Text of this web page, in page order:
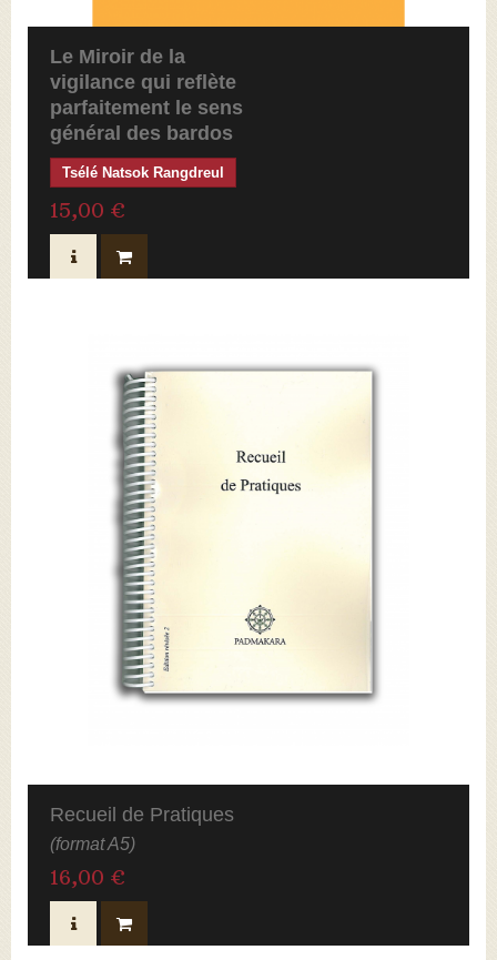
Le Miroir de la
vigilance qui reflète
parfaitement le sens
général des bardos
Tsélé Natsok Rangdreul
15,00 €
Recueil de Pratiques
(format A5)
16,00 €